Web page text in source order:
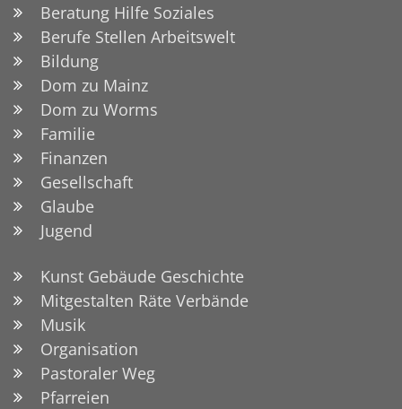
Beratung Hilfe Soziales
Berufe Stellen Arbeitswelt
Bildung
Dom zu Mainz
Dom zu Worms
Familie
Finanzen
Gesellschaft
Glaube
Jugend
Kunst Gebäude Geschichte
Mitgestalten Räte Verbände
Musik
Organisation
Pastoraler Weg
Pfarreien